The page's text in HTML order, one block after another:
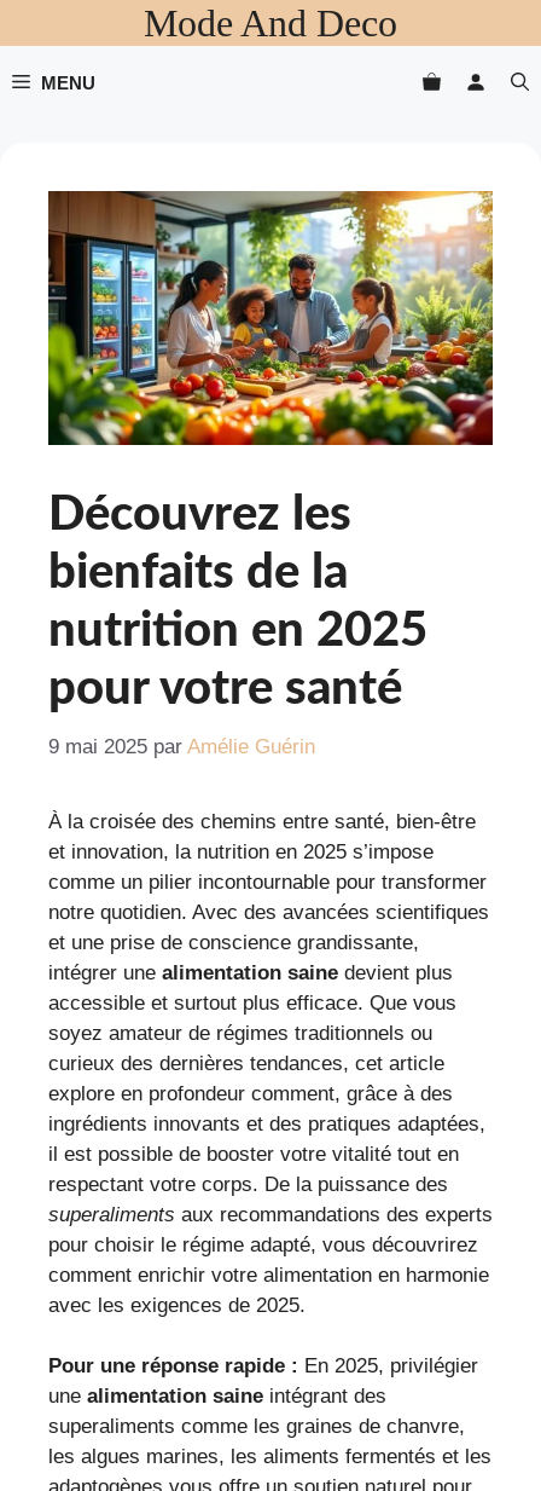
au
contenu
Mode And Deco
MENU
Découvrez les
bienfaits de la
nutrition en 2025
pour votre santé
9 mai 2025 par Amélie Guérin
À la croisée des chemins entre santé, bien-être
et innovation, la nutrition en 2025 s’impose
comme un pilier incontournable pour transformer
notre quotidien. Avec des avancées scientifiques
et une prise de conscience grandissante,
intégrer une alimentation saine devient plus
accessible et surtout plus efficace. Que vous
soyez amateur de régimes traditionnels ou
curieux des dernières tendances, cet article
explore en profondeur comment, grâce à des
ingrédients innovants et des pratiques adaptées,
il est possible de booster votre vitalité tout en
respectant votre corps. De la puissance des
superaliments aux recommandations des experts
pour choisir le régime adapté, vous découvrirez
comment enrichir votre alimentation en harmonie
avec les exigences de 2025.
Pour une réponse rapide : En 2025, privilégier
une alimentation saine intégrant des
superaliments comme les graines de chanvre,
les algues marines, les aliments fermentés et les